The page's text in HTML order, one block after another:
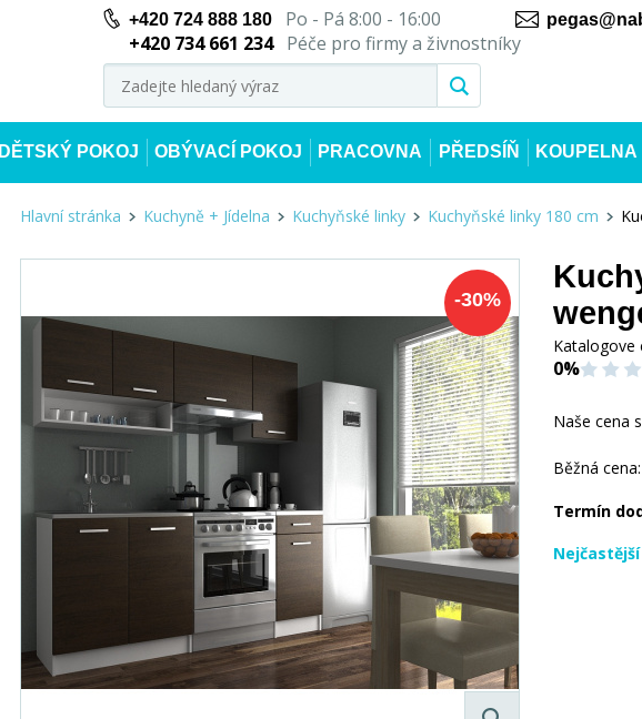
+420 724 888 180Po - Pá 8:00 - 16:00
+420 734 661 234
Péče pro firmy a živnostníky
DĚTSKÝ POKOJ OBÝVACÍ POKOJ PRACOVNA PŘEDSÍŇ KOUPELNA
Hlavní stránka Kuchyně + Jídelna Kuchyňské linky Kuchyňské linky 180 cm
-30%
Katalogove
0%
Naše cena
Běžná cena:
Termín